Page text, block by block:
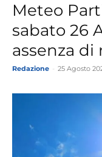
Meteo
sabato 26
assenza di
Redazione 25 Agosto